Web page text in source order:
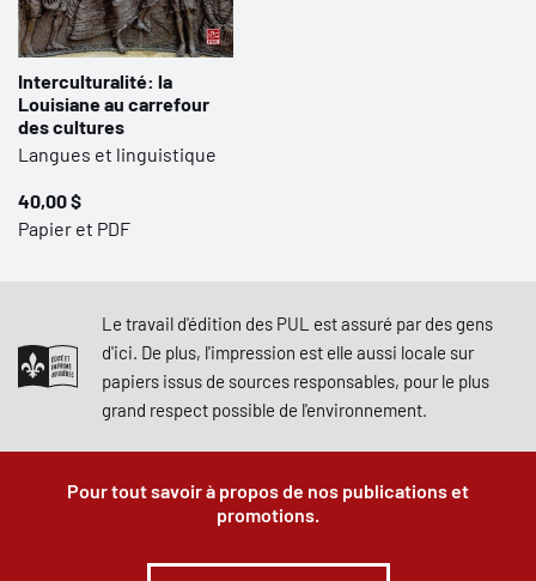
Interculturalité: la
Louisiane au carrefour
des cultures
Langues et linguistique
40,00 $
Papier et PDF
Le travail d'édition des PUL est assuré par des gens
d'ici. De plus, l'impression est elle aussi locale sur
papiers issus de sources responsables, pour le plus
grand respect possible de l'environnement.
Pour tout savoir à propos de nos publications et
promotions.